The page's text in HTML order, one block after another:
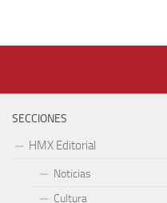
SECCIONES
HMX Editorial
Noticias
Cultura